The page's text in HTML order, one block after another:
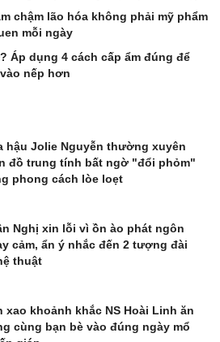
chậm lão hóa không phải mỹ phẩm
mỗi ngày
Áp dụng 4 cách cấp ẩm đúng để
nếp hơn
hậu Jolie Nguyễn thường xuyên
đồ trung tính bất ngờ "đổi phỏm"
phong cách lòe loẹt
Nghị xin lỗi vì ồn ào phát ngôn
cảm, ẩn ý nhắc đến 2 tượng đài
thuật
xao khoảnh khắc NS Hoài Linh ăn
cùng bạn bè vào đúng ngày mổ